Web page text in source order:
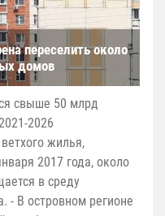
переселить около
домов
свыше 50 млрд
2026
жилья,
2017 года, около
в среду
- В островном регионе